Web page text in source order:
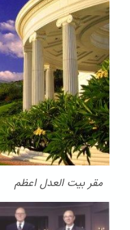
مقر بیت العدل اعظم